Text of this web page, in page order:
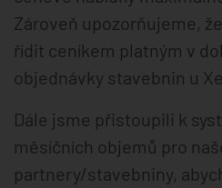
Zároveň upozorňujeme,
řídit ceníkem platným v
objednávky stavebnin u
Dále jsme přistoupili k
měsíčních objemů pro
partnery/stavebniny,